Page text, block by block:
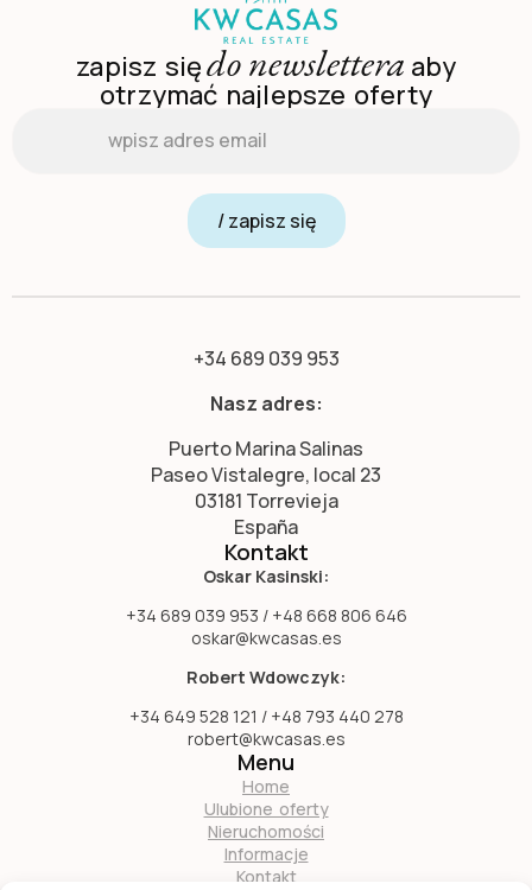
zapisz siędo newslettera aby
otrzymać najlepsze oferty
/ zapisz się
+34 689 039 953
Nasz adres:
Puerto Marina Salinas
Paseo Vistalegre, local 23
03181 Torrevieja
España
Kontakt
Oskar Kasinski:
+34 689 039 953 / +48 668 806 646
oskar@kwcasas.es
Robert Wdowczyk:
+34 649 528 121 / +48 793 440 278
robert@kwcasas.es
Menu
Home
Ulubione oferty
Nieruchomości
Informacje
Kontakt